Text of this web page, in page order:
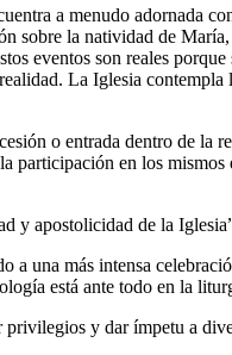
a menudo adornada
sobre la natividad de
eventos son reales
La Iglesia contempla
o entrada dentro de la
en los
y apostolicidad de la
una más intensa
está ante todo en la
y dar ímpetu a